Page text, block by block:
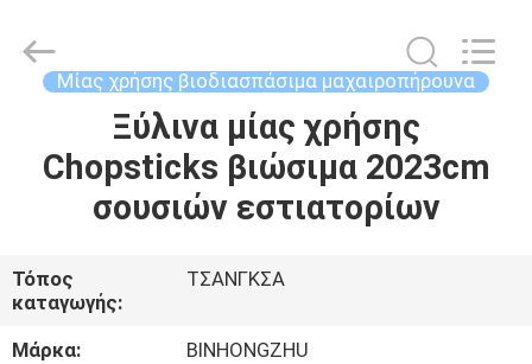
ΠΡΟΪΌΝΤΑ
ΠΕΡΊΠΟΥ
ΕΜΕΊΣ
and
Export
Μίας χρήσης βιοδιασπάσιμα μαχαιροπήρουνα
Ξύλινα μίας χρήσης
Chopsticks βιώσιμα 2023cm
σουσιών εστιατορίων
Τόπος
καταγωγής:
ΤΣΑΝΓΚΣΑ
Μάρκα:
BINHONGZHU